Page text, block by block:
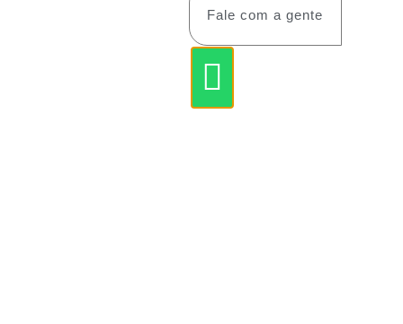
Fale com a gente